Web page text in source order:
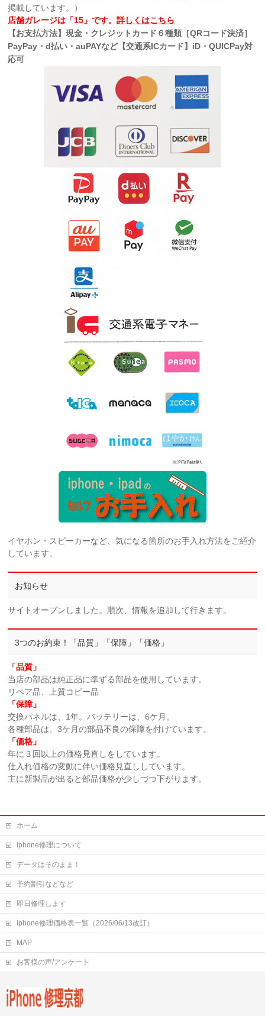
掲載しています。）
店舗ガレージは「15」です。詳しくはこちら
【お支払方法】現金・クレジットカード６種類［QRコード決済］
PayPay・d払い・auPAYなど【交通系ICカード】iD・QUICPay対
応可
イヤホン・スピーカーなど、気になる箇所のお手入れ方法をご紹介
しています。
お知らせ
サイトオープンしました。順次、情報を追加して行きます。
3つのお約束！「品質」「保障」「価格」
「品質」
当店の部品は純正品に準ずる部品を使用しています。
リペア品、上質コピー品
「保障」
交換パネルは、1年。バッテリーは、6ケ月。
各種部品は、3ケ月の部品不良の保障を付けています。
「価格」
年に３回以上の価格見直しをしています。
仕入れ価格の変動に伴い価格見直ししています。
主に新製品が出ると部品価格が少しづつ下がります。
ホーム
iphone修理について
データはそのまま！
予約割引などなど
即日修理します
iphone修理価格表一覧（2026/06/13改訂）
MAP
お客様の声/アンケート